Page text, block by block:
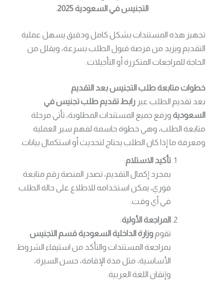
التجنيس في السعودية 2025
.
تجهيز هذه المستندات بشكل كامل ودقيق يسهل عملية
التقديم ويزيد من فرصة قبول الطلب بسرعة، ويقلل من
الحاجة للمراجعات المتكررة أو التأجيلات.
خطوات متابعة طلب التجنيس بعد التقديم
بعد تقديم الطلب عبررابط تقديم طلب تجنيس في
السعودية ورفع جميع المستندات المطلوبة، تأتي مرحلة
متابعة الطلب، وهي خطوة حاسمة لفهم سير العملية
ومعرفة ما إذا كان الطلب يحتاج لتحديث أو استكمال بيانات.
تأكيد الاستلام:
بمجرد إكمال التقديم، تصدر المنصة رقم متابعة
فوري، يمكن استخدامه للاطلاع على حالة الطلب
في أي وقت.
المراجعة الأولية:
تقوموزارة الداخلية السعودية قسم التجنيس
بمراجعة المستندات والتأكد من استيفاء الشروط
الأساسية، مثل مدة الإقامة، حسن السيرة،
وإتقان اللغة العربية.